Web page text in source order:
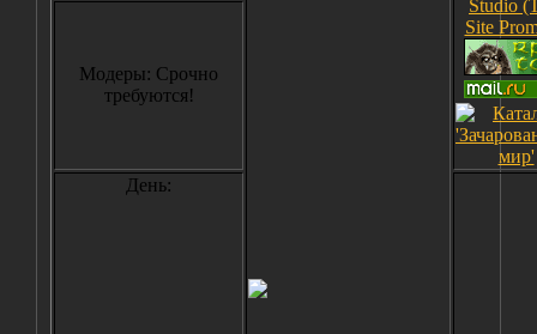
Модеры: Срочно
требуются!
День: